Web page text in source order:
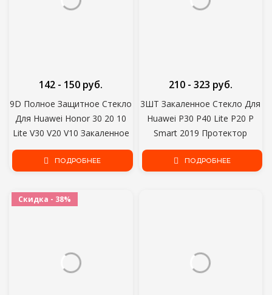
9D Полное Защитное Стекло
Для Huawei Honor 30 20 10
Lite V30 V20 V10 Закаленное
Стекло Honor 9 8 Lite 30i 20i
10i Протектор Экрана
142 - 150 руб.
ПОДРОБНЕЕ
3ШТ Закаленное Стекло Для
Huawei P30 P40 Lite P20 P
Smart 2019 Протектор
Экрана Защитное Стекло на
Mate Honor 30 20 10 Lite 8X
210 - 323 руб.
ПОДРОБНЕЕ
Скидка - 38%